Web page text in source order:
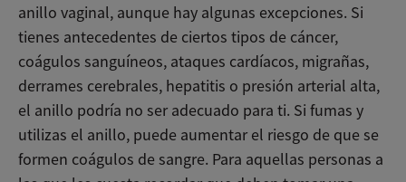
anillo vaginal, aunque hay algunas excepciones. Si
tienes antecedentes de ciertos tipos de cáncer,
coágulos sanguíneos, ataques cardíacos, migrañas,
derrames cerebrales, hepatitis o presión arterial alta,
el anillo podría no ser adecuado para ti. Si fumas y
utilizas el anillo, puede aumentar el riesgo de que se
formen coágulos de sangre. Para aquellas personas a